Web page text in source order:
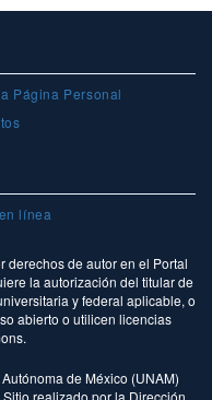
Página Personal
línea
derechos de autor en el Portal
la autorización del titular de
y federal aplicable, o
abierto o utilicen licencias
de México (UNAM)
realizado por la Dirección